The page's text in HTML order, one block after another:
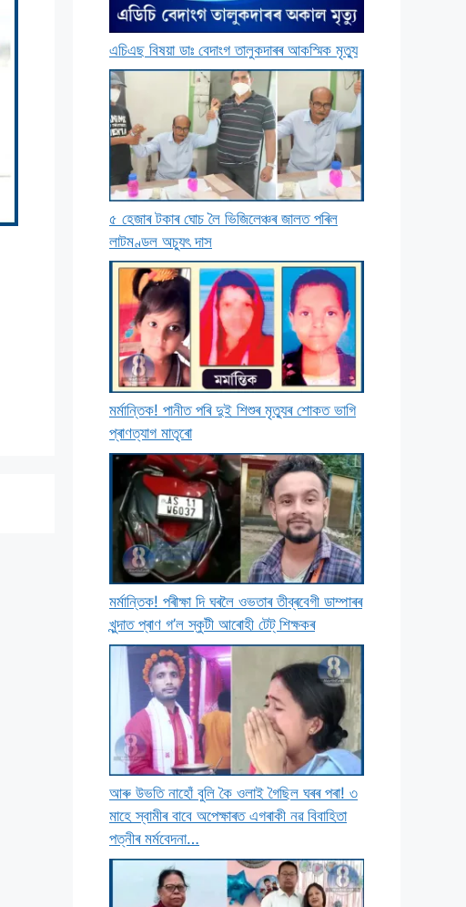
এচিএছ বিষয়া ডাঃ বেদাংগ তালুকদাৰৰ আকস্মিক মৃত্যু
৫ হেজাৰ টকাৰ ঘােচ লৈ ভিজিলেঞ্চৰ জালত পৰিল
লাটমণ্ডল অচ্যুৎ দাস
মৰ্মান্তিক! পানীত পৰি দুই শিশুৰ মৃত্যুৰ শােকত ভাগি
প্ৰাণত্যাগ মাতৃৰাে
মৰ্মান্তিক! পৰীক্ষা দি ঘৰলৈ ওভতাৰ তীব্ৰবেগী ডাম্পাৰৰ
খুন্দাত প্ৰাণ গ’ল স্কুটী আৰােহী টেট্ শিক্ষকৰ
আৰু উভতি নাহোঁ বুলি কৈ ওলাই গৈছিল ঘৰৰ পৰা! ৩
মাহে স্বামীৰ বাবে অপেক্ষাৰত এগৰাকী নৱ বিবাহিতা
পত্নীৰ মৰ্মবেদনা…